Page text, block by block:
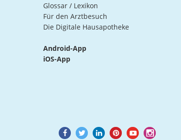
Glossar / Lexikon
Für den Arztbesuch
Die Digitale Hausapotheke
Android-App
iOS-App